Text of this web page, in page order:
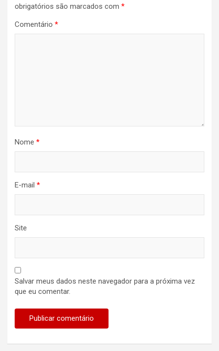
obrigatórios são marcados com *
Comentário *
Nome *
E-mail *
Site
Salvar meus dados neste navegador para a próxima vez
que eu comentar.